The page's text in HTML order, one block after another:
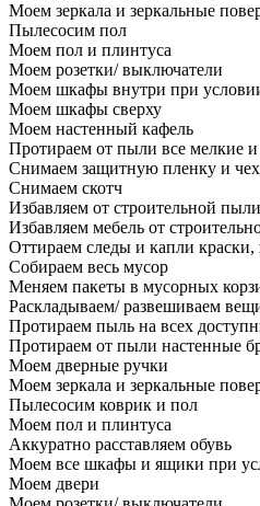
Моем зеркала и зеркальные
Пылесосим пол
Моем пол и плинтуса
Моем розетки/ выключатели
Моем шкафы внутри при
Моем шкафы сверху
Моем настенный кафель
Протираем от пыли все мелкие
Снимаем защитную пленку и
Снимаем скотч
Избавляем от строительной
Избавляем мебель от
Оттираем следы и капли краски,
Собираем весь мусор
Меняем пакеты в мусорных
Раскладываем/ развешиваем
Протираем пыль на всех
Протираем от пыли настенные
Моем дверные ручки
Моем зеркала и зеркальные
Пылесосим коврик и пол
Моем пол и плинтуса
Аккуратно расставляем обувь
Моем все шкафы и ящики при
Моем двери